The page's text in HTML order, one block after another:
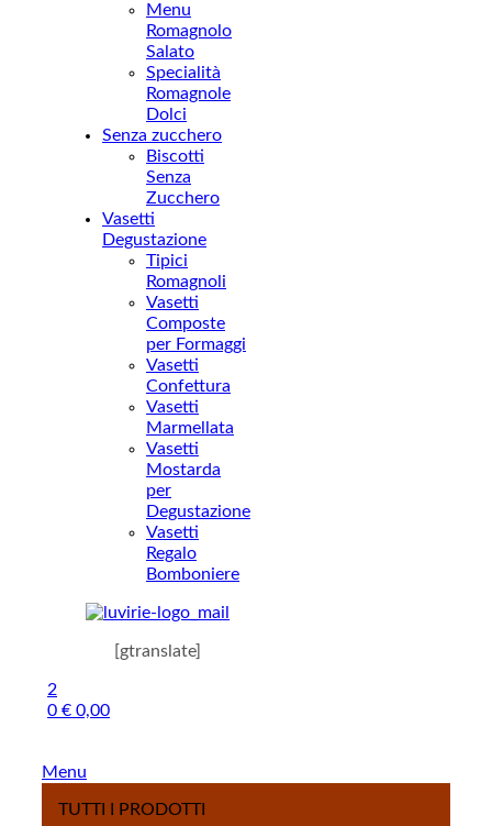
Menu
Romagnolo
Salato
Specialità
Romagnole
Dolci
Senza zucchero
Biscotti
Senza
Zucchero
Vasetti
Degustazione
Tipici
Romagnoli
Vasetti
Composte
per Formaggi
Vasetti
Confettura
Vasetti
Marmellata
Vasetti
Mostarda
per
Degustazione
Vasetti
Regalo
Bomboniere
[gtranslate]
2
0 € 0,00
Menu
TUTTI I PRODOTTI